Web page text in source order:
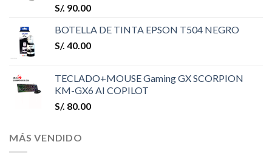
S/. 90.00
BOTELLA DE TINTA EPSON T504 NEGRO
S/. 40.00
TECLADO+MOUSE Gaming GX SCORPION
KM-GX6 AI COPILOT
S/. 80.00
MÁS VENDIDO